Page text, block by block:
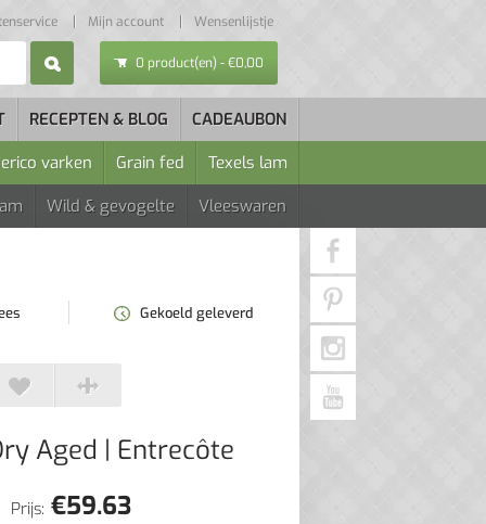
Mijn account Wensenlijstje
0 product(en) - €0,00
RECEPTEN & BLOG
CADEAUBON
varken Grain fed
Texels lam
Wild & gevogelte Vleeswaren
Gekoeld geleverd
Aged | Entrecôte
Prijs: €59.63